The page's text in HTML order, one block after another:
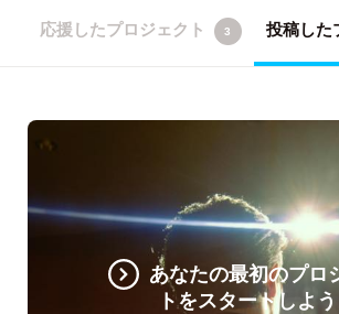
応援したプロジェクト 3 投稿した
あなたの最初のプロ
トをスタートしよう